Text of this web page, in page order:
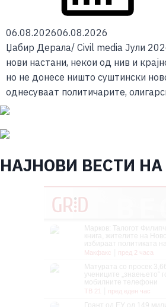
06.08.202606.08.2026
Џабир Дерала/ Civil media Јули
нови настани, некои од нив и
но не донесе ништо суштински
однесуваат политичарите,
НАЈНОВИ ВЕСТИ НА